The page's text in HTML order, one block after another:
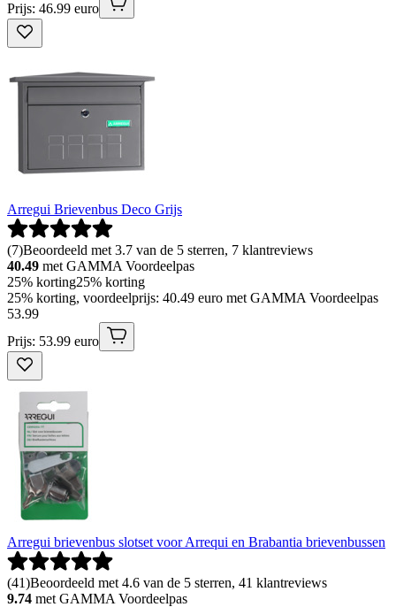
Prijs: 46.99 euro
Arregui Brievenbus Deco Grijs
(7)Beoordeeld met 3.7 van de 5 sterren, 7 klantreviews
40.49 met GAMMA Voordeelpas
25% korting25% korting
25% korting, voordeelprijs: 40.49 euro met GAMMA Voordeelpas
53.99
Prijs: 53.99 euro
Arregui brievenbus slotset voor Arrequi en Brabantia brievenbussen
(41)Beoordeeld met 4.6 van de 5 sterren, 41 klantreviews
9.74 met GAMMA Voordeelpas